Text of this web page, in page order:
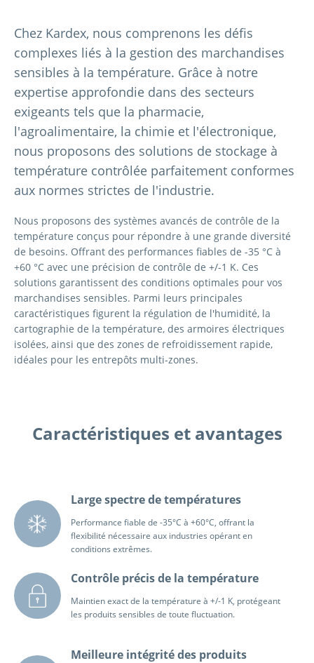
Chez Kardex, nous comprenons les défis
complexes liés à la gestion des marchandises
sensibles à la température. Grâce à notre
expertise approfondie dans des secteurs
exigeants tels que la pharmacie,
l'agroalimentaire, la chimie et l'électronique,
nous proposons des solutions de stockage à
température contrôlée parfaitement conformes
aux normes strictes de l'industrie.
Nous proposons des systèmes avancés de contrôle de la
température conçus pour répondre à une grande diversité
de besoins. Offrant des performances fiables de -35 °C à
+60 °C avec une précision de contrôle de +/-1 K. Ces
solutions garantissent des conditions optimales pour vos
marchandises sensibles. Parmi leurs principales
caractéristiques figurent la régulation de l'humidité, la
cartographie de la température, des armoires électriques
isolées, ainsi que des zones de refroidissement rapide,
idéales pour les entrepôts multi-zones.
Caractéristiques et avantages
Large spectre de températures
Performance fiable de -35°C à +60°C, offrant la
flexibilité nécessaire aux industries opérant en
conditions extrêmes.
Contrôle précis de la température
Maintien exact de la température à +/-1 K, protégeant
les produits sensibles de toute fluctuation.
Meilleure intégrité des produits